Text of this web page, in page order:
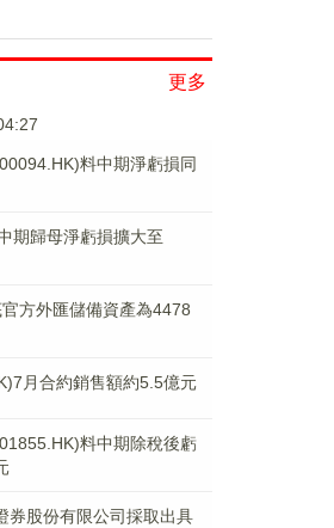
更多
料中期淨虧損同
期歸母淨虧損擴大至
方外匯儲備資產為4478
月合約銷售額約5.5億元
料中期除稅後虧
券股份有限公司採取出具